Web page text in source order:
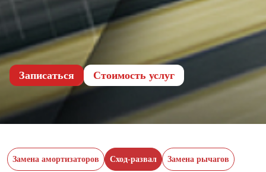
Записаться Cтоимость услуг
Замена амортизаторов Сход-развал Замена рычагов